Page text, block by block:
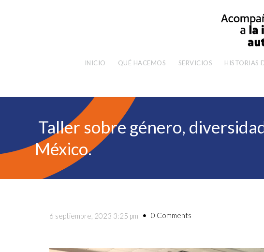
INICIO QUÉ HACEMOS SERVICIOS HISTORIAS
Taller sobre género,
México.
6 septiembre, 2023 3:25 pm 0 Comments